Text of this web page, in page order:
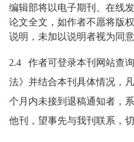
编辑部将以电子期刊、在线
论文全文，如作者不愿将版
说明，未加以说明者视为同
2.4 作者可登录本刊网站查
法》并结合本刊具体情况，
个月内未接到退稿通知者，
他刊，望事先与我刊联系，切